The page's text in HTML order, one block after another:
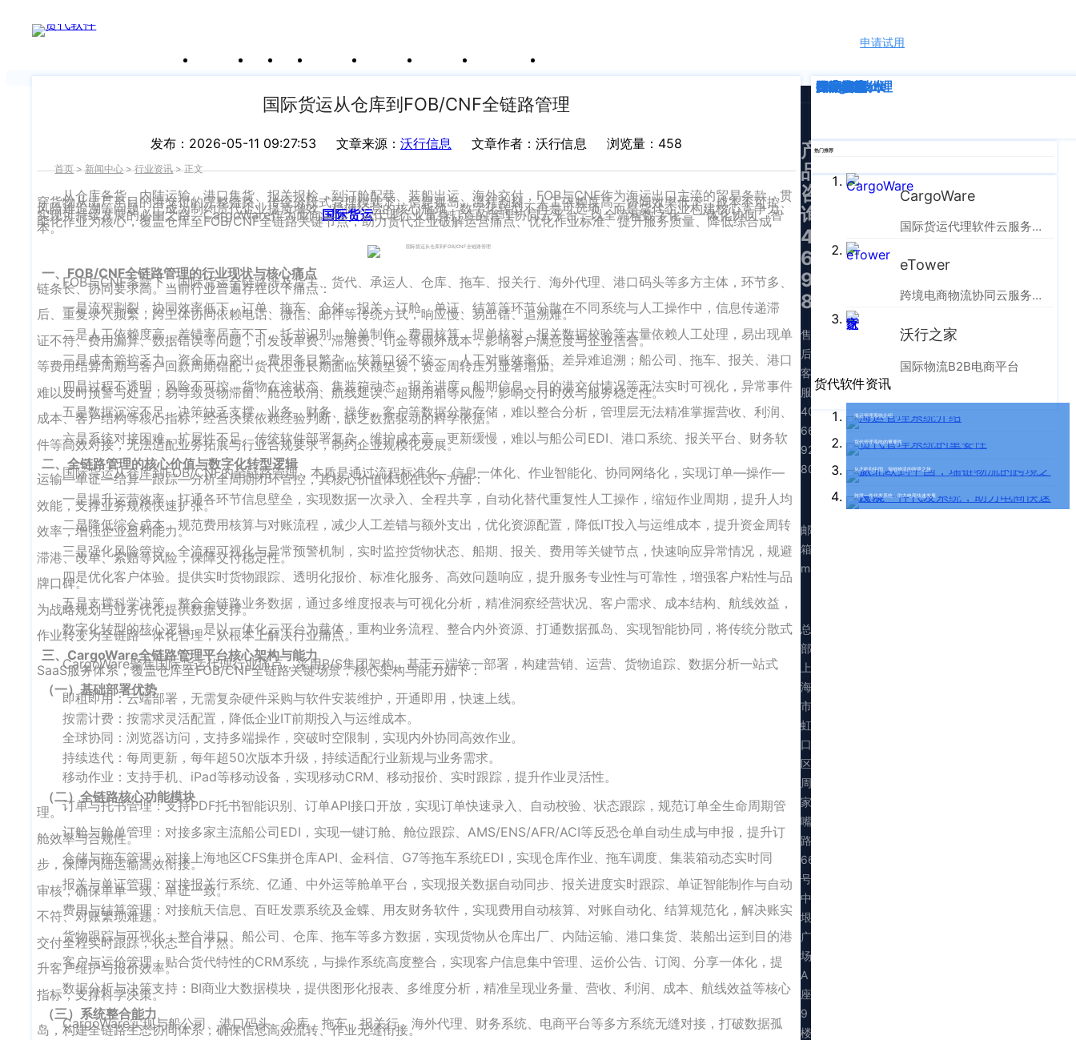
关于沃行 产品 价格 客户案例 新闻资讯 支持中心 运价与货盘
申请试用
申请试用
产
国际货运从仓库到FOB/CNF全链路管理
发布：2026-05-11 09:27:53 文章来源： 沃行信息 文章作者：沃行信息 浏览量：458
首页>新闻中心>行业资讯>正文
从仓库备货、内陆运输、港口集货、报关报检，到订舱配载、装船出运、海外交付，FOB与CNF作为海运出口主流的贸易条款，贯
穿货物从出厂至目的港交付的完整链路。传统分段式管理模式下，信息孤岛、流程割裂、人工依赖度高、协同效率低下、成本不可控、
风险难追溯等问题，已成为制约货代企业提质增效、稳健经营的核心瓶颈。数字化转型不再是可选项，而是货代企业构建核心竞争力、
实现可持续发展的必由之路。CargoWare作为面向国际货运代理行业量身打造的管理协同云平台，以全流程数字化、一体化协同、智
能化作业为核心，覆盖仓库至FOB/CNF全链路关键节点，助力货代企业破解运营痛点、优化作业标准、提升服务质量、降低综合成
本。
一、FOB/CNF全链路管理的行业现状与核心痛点
FOB与CNF条款下，国际货运全链路涉及货主、货代、承运人、仓库、拖车、报关行、海外代理、港口码头等多方主体，环节多、
链条长、协同要求高。当前行业普遍存在以下痛点：
一是流程割裂，协同效率低下。订单、拖车、仓储、报关、订舱、单证、结算等环节分散在不同系统与人工操作中，信息传递滞
后、重复录入频繁，跨主体协同依赖电话、微信、邮件等传统方式，响应慢、易出错、追溯难。
二是人工依赖度高，差错率居高不下。托书识别、舱单制作、费用核算、提单核对、报关数据校验等大量依赖人工处理，易出现单
证不符、费用漏算、数据错误等问题，引发改单费、滞港费、罚金等额外成本，影响客户满意度与企业信誉。
三是成本管控乏力，资金压力突出。费用条目繁杂、核算口径不统一，人工对账效率低、差异难追溯；船公司、拖车、报关、港口
等费用结算周期与客户回款周期错配，货代企业长期面临大额垫资，资金周转压力显著增加。
四是过程不透明，风险不可控。货物在途状态、集装箱动态、报关进度、船期信息、目的港交付情况等无法实时可视化，异常事件
难以及时预警与处置，易导致货物滞留、舱位取消、航线延误、超期用箱等风险，影响交付时效与服务稳定性。
五是数据沉淀不足，决策缺乏支撑。业务、财务、操作、客户等数据分散存储，难以整合分析，管理层无法精准掌握营收、利润、
成本、客户结构等核心指标，经营决策依赖经验判断，缺乏数据驱动的科学依据。
六是系统对接困难，扩展性不足。传统软件部署复杂、维护成本高、更新缓慢，难以与船公司EDI、港口系统、报关平台、财务软
件等高效对接，无法适配业务拓展与行业合规要求，制约企业规模化发展。
二、全链路管理的核心价值与数字化转型逻辑
国际货运从仓库到FOB/CNF的全链路管理，本质是通过流程标准化、信息一体化、作业智能化、协同网络化，实现订单—操作—
运输—单证—结算—跟踪—分析全周期闭环管控，其核心价值体现在以下方面：
一是提升运营效率。打通各环节信息壁垒，实现数据一次录入、全程共享，自动化替代重复性人工操作，缩短作业周期，提升人均
效能，支撑业务规模快速扩张。
二是降低综合成本。规范费用核算与对账流程，减少人工差错与额外支出，优化资源配置，降低IT投入与运维成本，提升资金周转
效率，增强企业盈利能力。
三是强化风险管控。全流程可视化与异常预警机制，实时监控货物状态、船期、报关、费用等关键节点，快速响应异常情况，规避
滞港、改单、索赔等风险，保障交付稳定性。
四是优化客户体验。提供实时货物跟踪、透明化报价、标准化服务、高效问题响应，提升服务专业性与可靠性，增强客户粘性与品
牌口碑。
五是支撑科学决策。整合全链路业务数据，通过多维度报表与可视化分析，精准洞察经营状况、客户需求、成本结构、航线效益，
为战略规划与业务优化提供数据支撑。
数字化转型的核心逻辑，是以一体化云平台为载体，重构业务流程、整合内外资源、打通数据孤岛、实现智能协同，将传统分散式
作业转变为全链路一体化管理，从根本上解决行业痛点。
三、CargoWare全链路管理平台核心架构与能力
CargoWare聚焦国际货运代理行业痛点，采用B/S集团架构，基于云端统一部署，构建营销、运营、货物追踪、数据分析一站式
SaaS服务体系，覆盖仓库至FOB/CNF全链路关键场景，核心架构与能力如下：
（一）基础部署优势
即租即用：云端部署，无需复杂硬件采购与软件安装维护，开通即用，快速上线。
按需计费：按需求灵活配置，降低企业IT前期投入与运维成本。
全球协同：浏览器访问，支持多端操作，突破时空限制，实现内外协同高效作业。
持续迭代：每周更新，每年超50次版本升级，持续适配行业新规与业务需求。
移动作业：支持手机、iPad等移动设备，实现移动CRM、移动报价、实时跟踪，提升作业灵活性。
（二）全链路核心功能模块
订单与托书管理：支持PDF托书智能识别、订单API接口开放，实现订单快速录入、自动校验、状态跟踪，规范订单全生命周期管
理。
订舱与舱单管理：对接多家主流船公司EDI，实现一键订舱、舱位跟踪、AMS/ENS/AFR/ACI等反恐仓单自动生成与申报，提升订
舱效率与合规性。
仓储与拖车管理：对接上海地区CFS集拼仓库API、金科信、G7等拖车系统EDI，实现仓库作业、拖车调度、集装箱动态实时同
步，保障内陆运输高效衔接。
报关与单证管理：对接报关行系统、亿通、中外运等舱单平台，实现报关数据自动同步、报关进度实时跟踪、单证智能制作与自动
审核，确保单单一致、单证一致。
费用与结算管理：对接航天信息、百旺发票系统及金蝶、用友财务软件，实现费用自动核算、对账自动化、结算规范化，解决账实
不符、对账繁琐难题。
货物跟踪与可视化：整合港口、船公司、仓库、拖车等多方数据，实现货物从仓库出厂、内陆运输、港口集货、装船出运到目的港
交付全程实时跟踪，状态一目了然。
客户与运价管理：贴合货代特性的CRM系统，与操作系统高度整合，实现客户信息集中管理、运价公告、订阅、分享一体化，提
升客户维护与报价效率。
数据分析与决策支持：BI商业大数据模块，提供图形化报表、多维度分析，精准呈现业务量、营收、利润、成本、航线效益等核心
指标，支撑科学决策。
（三）系统整合能力
CargoWare实现与船公司、港口码头、仓库、拖车、报关行、海外代理、财务系统、电商平台等多方系统无缝对接，打破数据孤
岛，构建全链路生态协同体系，确保信息高效流转、作业无缝衔接。
深度解析
企业动态
行业资讯
eTower
CargoWare
跨境电商
国际货运代理
SaaS云技术
国际物流
热门推荐
CargoWare
国际货运代理软件云服务平台
eTower
跨境电商物流协同云服务平台
沃行之家
国际物流B2B电商平台
货代软件资讯
海运管理系统介绍
货代管理系统的重要性
从北欧到中国，瑞链物流的跨境之旅
跨境一件代发系统，助力电商快速发展
产
品
咨
询：
400-
665-
9211（转
830）
售
后
客
服：
400-
665-
9211（转
808）
邮
箱：
marketing@walltechsystem.cn
总
部：
上
海
市
虹
口
区
周
家
嘴
路
669
号
中
垠
广
场
A
座
9
楼